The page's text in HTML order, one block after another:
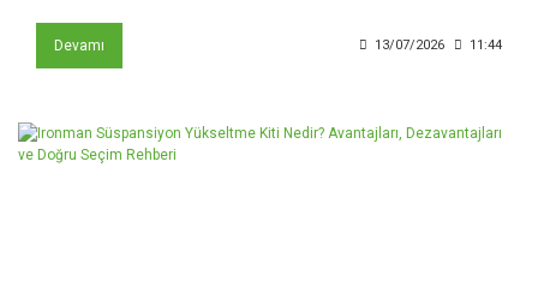
Devamı 13/07/2026 11:44